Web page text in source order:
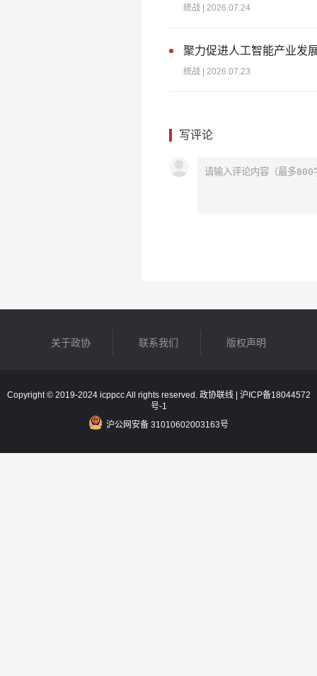
统战 | 2026.07.24
聚力促进人工智能产业发
统战 | 2026.07.23
写评论
关于政协 联系我们 版权声明
Copyright © 2019-2024 icppcc All rights reserved. 政协联线 | 沪ICP备18044572
号-1
沪公网安备 31010602003163号